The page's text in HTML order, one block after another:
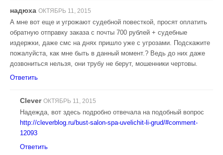
надюха ОКТЯБРЬ 11, 2015
А мне вот еще и угрожают судебной повесткой, просят оплатить
обратную отправку заказа с почты 700 рублей + судебные
издержки, даже смс на днях пришло уже с угрозами. Подскажите
пожалуйста, как мне быть в данный момент.? Ведь до них даже
дозвониться нельзя, они трубу не берут, мошенники чертовы.
Ответить
Clever ОКТЯБРЬ 11, 2015
Надежда, вот здесь подробно отвечала на подобный вопрос
http://cleverblog.ru/bust-salon-spa-uvelichit-li-grud/#comment-
12093
Ответить